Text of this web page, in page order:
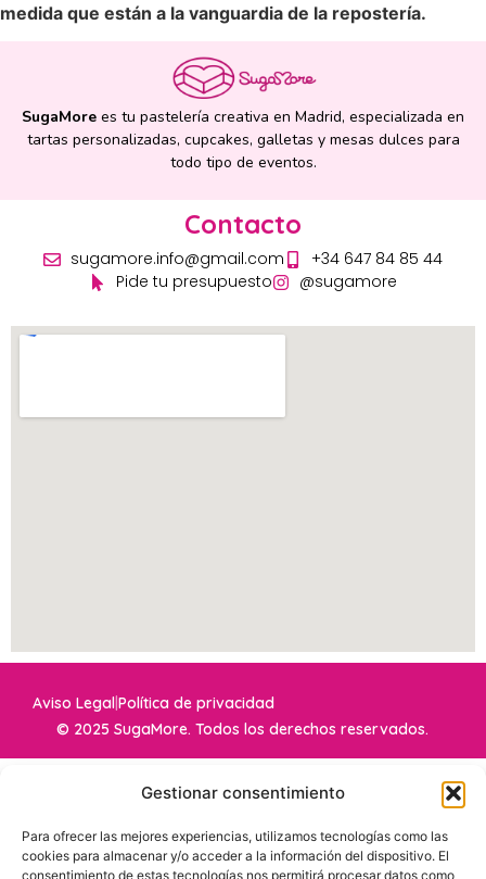
Gestionar consentimiento
Para ofrecer las mejores experiencias, utilizamos tecnologías como las
cookies para almacenar y/o acceder a la información del dispositivo. El
consentimiento de estas tecnologías nos permitirá procesar datos como
medida que están a la vanguardia de la repostería.
SugaMore es tu pastelería creativa en Madrid, especializada en
tartas personalizadas, cupcakes, galletas y mesas dulces para
todo tipo de eventos.
Contacto
sugamore.info@gmail.com
+34 647 84 85 44
Pide tu presupuesto
@sugamore
Aviso LegalPolítica de privacidad
© 2025 SugaMore. Todos los derechos reservados.